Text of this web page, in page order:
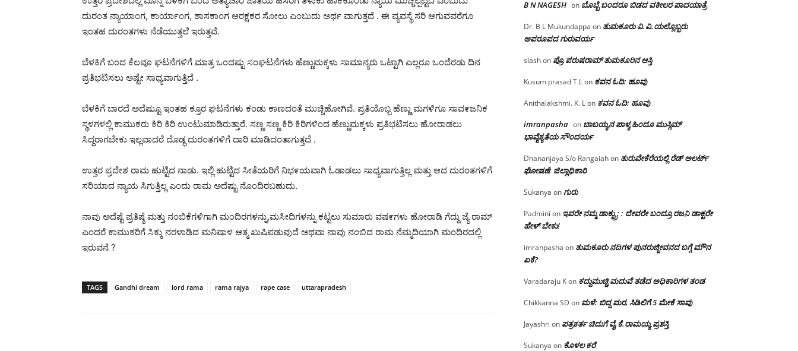
ದುರಂತ ನ್ಯಾಯಾಂಗ, ಕಾರ್ಯಾಂಗ, ಶಾಸಕಾಂಗ ಆರಕ್ಷಕರ ಸೋಲು ಎಂಬುದು ಅರ್ಥ ವಾಗುತ್ತದೆ . ಈ ವ್ಯವಸ್ಥೆ ಸರಿ ಆಗುವವರೆಗೂ
ಇಂತಹ ದುರಂತಗಳು ನೆಡೆಯುತ್ತಲೆ ಇರುತ್ತವೆ.
ಬೆಳಕಿಗೆ ಬಂದ ಕೆಲವೂ ಘಟನೆಗಳಿಗೆ ಮಾತ್ರ ಒಂದಷ್ಟು ಸಂಘಟನೆಗಳು ಹೆಣ್ಣುಮಕ್ಕಳು ಸಾಮಾನ್ಯರು ಒಟ್ಟಾಗಿ ಎಲ್ಲರೂ ಒಂದೆರಡು ದಿನ
ಪ್ರತಿಭಟಿಸಲು ಅಷ್ಟೇ ಸಾಧ್ಯವಾಗುತ್ತಿದೆ .
ಬೆಳಕಿಗೆ ಬಾರದೆ ಅದೆಷ್ಟುೂ ಇಂತಹ ಕ್ರೂರ ಘಟನೆಗಳು ಕಂಡು ಕಾಣದಂತೆ ಮುಚ್ಚಿಹೋಗಿವೆ. ಪ್ರತಿಯೊಬ್ಬ ಹೆಣ್ಣು ಮಗಳಿಗೂ ಸಾವ೯ಜನಿಕ
ಸ್ಥಳಗಳಲ್ಲಿ ಕಾಮುಕರು ಕಿರಿ ಕಿರಿ ಉಂಟುಮಾಡಿರುತ್ತಾರೆ. ಸಣ್ಣ ಸಣ್ಣ ಕಿರಿ ಕಿರಿಗಳಿಂದ ಹೆಣ್ಣುಮಕ್ಕಳು ಪ್ರತಿಭಟಿಸಲು ಹೋರಾಡಲು
ಸಿದ್ದರಾಗಬೇಕು ಇಲ್ಲವಾದರೆ ದೊಡ್ಧ ದುರಂತಗಳಿಗೆ ದಾರಿ ಮಾಡಿದಂತಾಗುತ್ತದೆ .
ಉತ್ತರ ಪ್ರದೇಶ ರಾಮ ಹುಟ್ಟಿದ ನಾಡು. ಇಲ್ಲಿ ಹುಟ್ಟಿದ ಸೀತೆಯರಿಗೆ ನಿಭ೯ಯವಾಗಿ ಓಡಾಡಲು ಸಾಧ್ಯವಾಗುತ್ತಿಲ್ಲ ಮತ್ತು ಆದ ದುರಂತಗಳಿಗೆ
ಸರಿಯಾದ ನ್ಯಾಯ ಸಿಗುತ್ತಿಲ್ಲ ಎಂದು ರಾಮ ಅದೆಷ್ಟು ನೊಂದಿರಬಹುದು.
ನಾವು ಅದೆಷ್ಟೆ ಪ್ರತಿಷ್ಠೆ ಮತ್ತು ನಂಬಿಕೆಗಳಿಗಾಗಿ ಮಂದಿರಗಳನ್ನು,ಮಸೀದಿಗಳನ್ನು ಕಟ್ಟಲು ಸುಮಾರು ವಷ೯ಗಳು ಹೋರಾಡಿ ಗೆದ್ದು ಜ್ಯೆ ರಾಮ್
ಎಂದರೆ ಕಾಮುಕರಿಗೆ ಸಿಕ್ಕು ನರಳಾಡಿದ ಮನಿಷಾಳ ಆತ್ಮ ಖುಷಿಪಡುವುದೆ ಅಥವಾ ನಾವು ನಂಬಿದ ರಾಮ ನೆಮ್ಮದಿಯಾಗಿ ಮಂದಿರದಲ್ಲಿ
ಇರುವನೆ ?
TAGS Gandhi dream lord rama rama rajya rape case uttarapradesh
B N NAGESH on ಬೊಬ್ಬೆ ಬಂದರೂ ಬಿಡದ ವಕೀಲರ ಪಾದಯಾತ್ರೆ
Dr. B L Mukundappa on ತುಮಕೂರು‌ ವಿ.ವಿ.ಯಲ್ಲೊಬ್ಬರು
ಅಪರೂಪದ ಗುರುವರ್ಯ
slashon ಪ್ರೊ.ಪರುಷರಾಮ್ ತುಮಕೂರಿನ ಆಸ್ತಿ
Kusum prasad T.Lon ಕವನ ಓದಿ: ಹೂವು
Anithalakshmi. K. Lon ಕವನ ಓದಿ: ಹೂವು
imranpasha on ಬಾಬಯ್ಯನ ಪಾಳ್ಯ ಹಿಂದೂ ಮುಸ್ಲಿಮ್
ಭಾವೈಕ್ಯತೆಯ ಸೌಂದರ್ಯ
Dhananjaya S/o Rangaiahon ತುರುವೇಕೆರೆಯಲ್ಲಿ ರೆಡ್ ಅಲರ್ಟ್
ಘೋಷಣೆ: ಜಿಲ್ಲಾಧಿಕಾರಿ
Sukanya onಗುರು
Padmini on ಇವರೇ ನಮ್ಮ ಡಾಕ್ಟ್ರು; : ದೇವರೇ ಬಂದ್ರೂ ರಜನಿ ಡಾಕ್ಟರೇ
ಹೇಳ್ ಬೇಕು!
imranpasha on ತುಮಕೂರು ನದಿಗಳ ಪುನರುಜ್ಜೀವನದ ಬಗ್ಗೆ ಮೌನ
ಏಕೆ?
Varadaraju Kon ಕದ್ದುಮುಚ್ಚಿ ಮದುವೆ ತಡೆದ ಅಧಿಕಾರಿಗಳ ತಂಡ
Chikkanna SD on ಮಳೆ: ಬಿದ್ದ ಮರ, ಸಿಡಿಲಿಗೆ 5 ಮೇಕೆ ಸಾವು
Jayashri on ಪತ್ರಕರ್ತ ಚಿದುಗೆ ವೈ.ಕೆ.ರಾಮಯ್ಯ ಪ್ರಶಸ್ತಿ
Sukanya on ಕೊಳಲ ಕರೆ